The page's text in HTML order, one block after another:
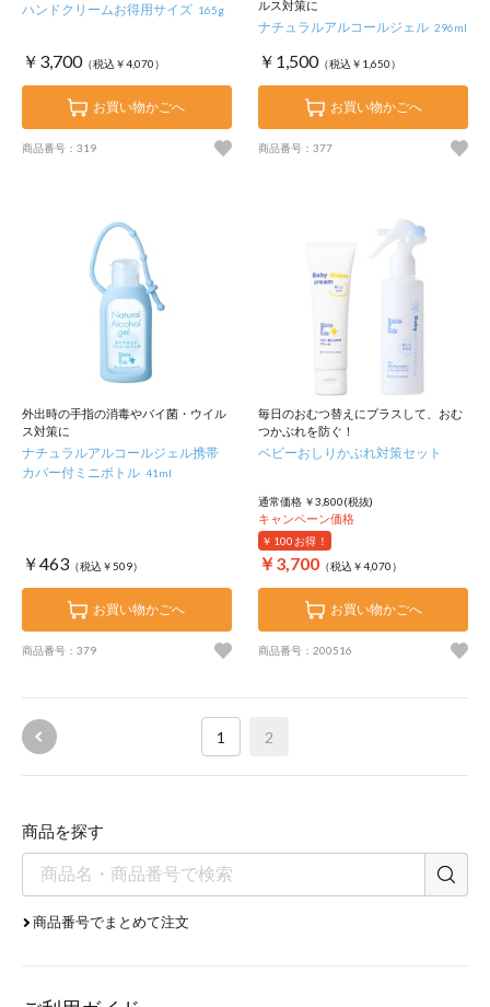
ハンドクリームお得用サイズ 165g
￥3,700（税込￥4,070）
お買い物かごへ
商品番号：319
ルス対策に
ナチュラルアルコールジェル 296ml
￥1,500（税込￥1,650）
お買い物かごへ
商品番号：377
外出時の手指の消毒やバイ菌・ウイル
ス対策に
ナチュラルアルコールジェル携帯
カバー付ミニボトル 41ml
￥463 （税込￥509）
お買い物かごへ
商品番号：379
毎日のおむつ替えにプラスして、おむ
つかぶれを防ぐ！
ベビーおしりかぶれ対策セット
通常価格 ￥3,800(税抜)
キャンペーン価格
￥100 お得！
￥3,700 （税込￥4,070）
お買い物かごへ
商品番号：200516
1 2
商品を探す
商品番号でまとめて注文